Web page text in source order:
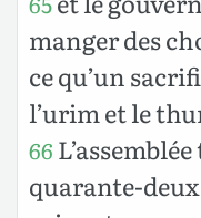
manger des
ce qu’un
l’urim et le
66
quarante-